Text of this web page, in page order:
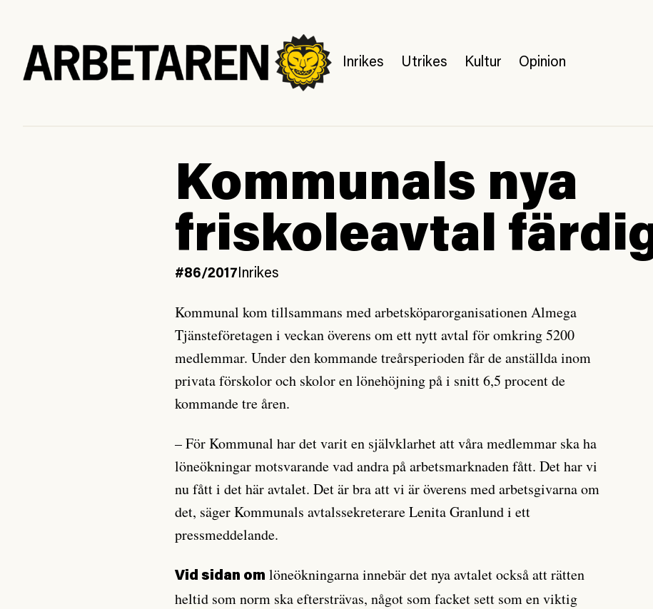
Inrikes Utrikes Kultur Opinion
Kommunals nya
friskoleavtal
#86/2017Inrikes
Kommunal kom tillsammans med arbetsköparorganisationen Almega
Tjänsteföretagen i veckan överens om ett nytt avtal för omkring 5200
medlemmar. Under den kommande treårsperioden får de anställda inom
privata förskolor och skolor en lönehöjning på i snitt 6,5 procent de
kommande tre åren.
– För Kommunal har det varit en självklarhet att våra medlemmar ska ha
löneökningar motsvarande vad andra på arbetsmarknaden fått. Det har vi
nu fått i det här avtalet. Det är bra att vi är överens med arbetsgivarna om
det, säger Kommunals avtalssekreterare Lenita Granlund i ett
pressmeddelande.
Vid sidan om löneökningarna innebär det nya avtalet också att rätten
heltid som norm ska eftersträvas, något som facket sett som en viktig